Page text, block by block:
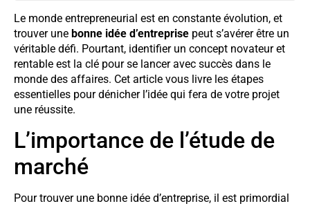
Le monde entrepreneurial est en constante évolution, et
trouver une bonne idée d’entreprise peut s’avérer être un
véritable défi. Pourtant, identifier un concept novateur et
rentable est la clé pour se lancer avec succès dans le
monde des affaires. Cet article vous livre les étapes
essentielles pour dénicher l’idée qui fera de votre projet
une réussite.
L’importance de l’étude de
marché
Pour trouver une bonne idée d’entreprise, il est primordial